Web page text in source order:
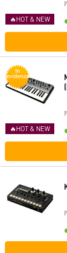
🔥HOT & NEW
In
evidenza
🔥HOT & NEW